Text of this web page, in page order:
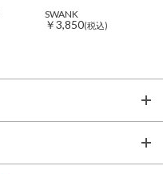
SWANK
￥3,850(税込)